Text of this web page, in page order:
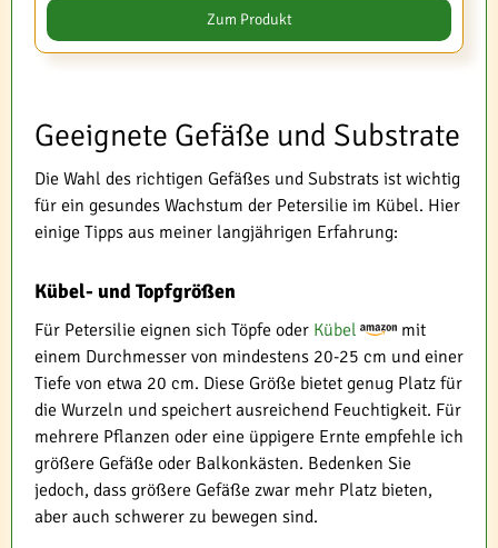
Zum Produkt
Geeignete Gefäße und Substrate
Die Wahl des richtigen Gefäßes und Substrats ist wichtig
für ein gesundes Wachstum der Petersilie im Kübel. Hier
einige Tipps aus meiner langjährigen Erfahrung:
Kübel- und Topfgrößen
Für Petersilie eignen sich Töpfe oder Kübel
mit
einem Durchmesser von mindestens 20-25 cm und einer
Tiefe von etwa 20 cm. Diese Größe bietet genug Platz für
die Wurzeln und speichert ausreichend Feuchtigkeit. Für
mehrere Pflanzen oder eine üppigere Ernte empfehle ich
größere Gefäße oder Balkonkästen. Bedenken Sie
jedoch, dass größere Gefäße zwar mehr Platz bieten,
aber auch schwerer zu bewegen sind.